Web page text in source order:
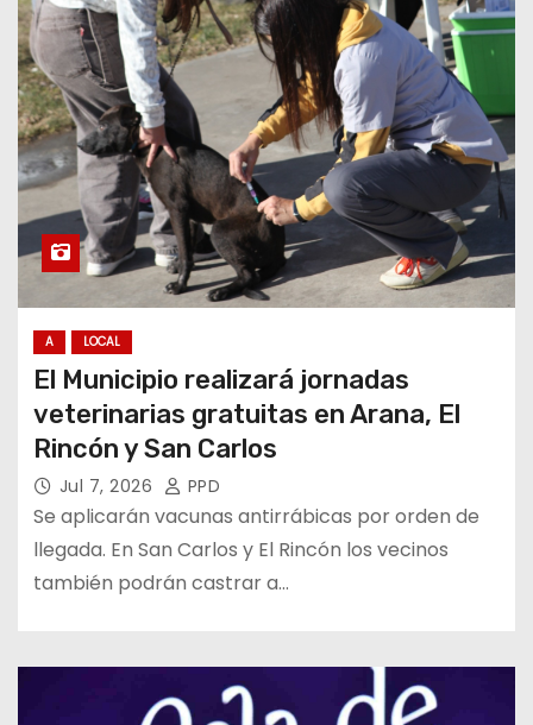
A LOCAL
El Municipio realizará jornadas
veterinarias gratuitas en Arana, El
Rincón y San Carlos
Jul 7, 2026 PPD
Se aplicarán vacunas antirrábicas por orden de
llegada. En San Carlos y El Rincón los vecinos
también podrán castrar a…